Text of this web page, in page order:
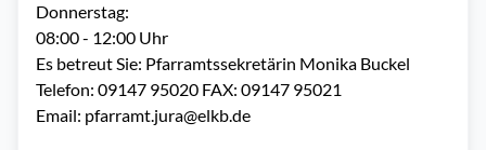
Donnerstag:
08:00 - 12:00 Uhr
Es betreut Sie: Pfarramtssekretärin Monika Buckel
Telefon: 09147 95020 FAX: 09147 95021
Email: pfarramt.jura@elkb.de